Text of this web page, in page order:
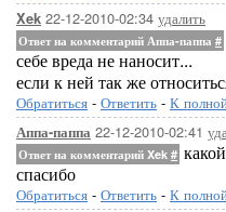
Xek 22-12-2010-02:34 удалить
Ответ на комментарий Аппа-паппа #
себе вреда не наносит...
если к ней так же
Обратиться - Ответить - К
Аппа-паппа 22-12-2010-02:41
Ответ на комментарий Xek #
спасибо
Обратиться - Ответить - К